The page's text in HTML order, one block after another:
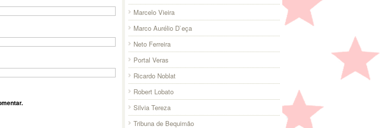
Marcelo Vieira
Marco Aurélio D`eça
Neto Ferreira
Portal Veras
Ricardo Noblat
Robert Lobato
Silvia Tereza
Tribuna de Bequimão